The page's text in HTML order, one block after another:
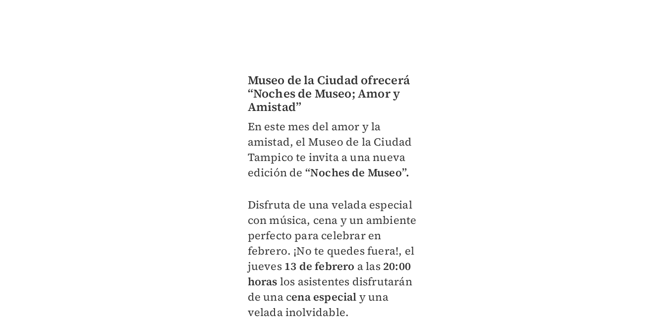
Museo de la Ciudad ofrecerá
“Noches de Museo; Amor y
Amistad”
En este mes del amor y la
amistad, el Museo de la Ciudad
Tampico te invita a una nueva
edición de “Noches de Museo”.
Disfruta de una velada especial
con música, cena y un ambiente
perfecto para celebrar en
febrero. ¡No te quedes fuera!, el
jueves13 de febrero a las 20:00
horas los asistentes disfrutarán
de una cena especial y una
velada inolvidable.